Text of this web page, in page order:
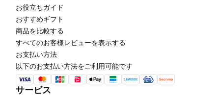
お役立ちガイド
おすすめギフト
商品を比較する
すべてのお客様レビューを表示する
お支払い方法
以下のお支払い方法をご利用可能です
サービス